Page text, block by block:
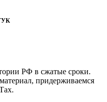
РФ в сжатые сроки.
придерживаемся